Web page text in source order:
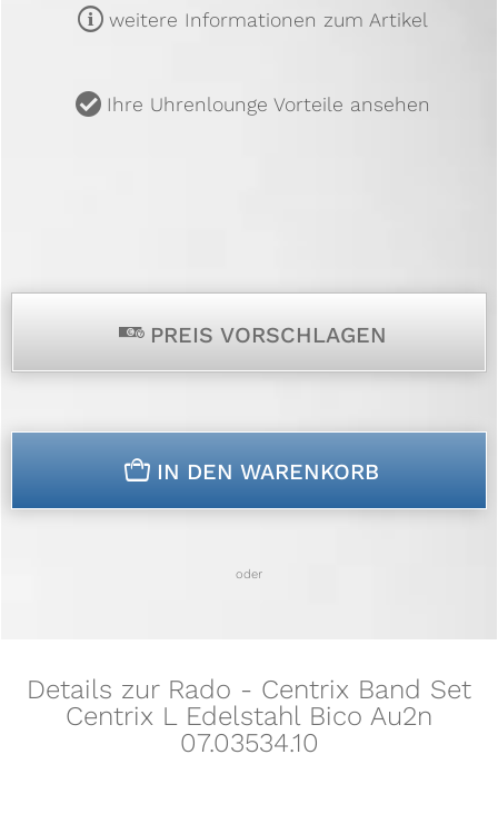
m weitere Informationen zum Artikel
u Ihre Uhrenlounge Vorteile ansehen
p PREIS VORSCHLAGEN
n IN DEN WARENKORB
oder
Details zur Rado - Centrix Band Set
Centrix L Edelstahl Bico Au2n
07.03534.10